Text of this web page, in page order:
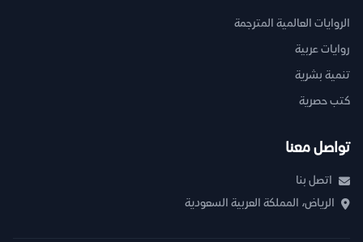
الروايات العالمية المترجمة
روايات عربية
تنمية بشرية
كتب حصرية
تواصل معنا
اتصل بنا
الرياض، المملكة العربية السعودية